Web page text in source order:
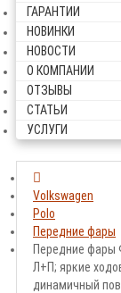
ГАРАНТИИ
НОВИНКИ
НОВОСТИ
О КОМПАНИИ
ОТЗЫВЫ
СТАТЬИ
УСЛУГИ
Volkswagen
Polo
Передние фары
Передние фары
Л+П; яркие
динамичный